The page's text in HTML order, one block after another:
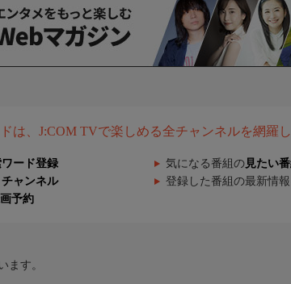
は、J:COM TVで楽しめる全チャンネルを網羅
ード登録 気になる番組の 見たい番
ャンネル 登録した番組の最新情
予約
ます。